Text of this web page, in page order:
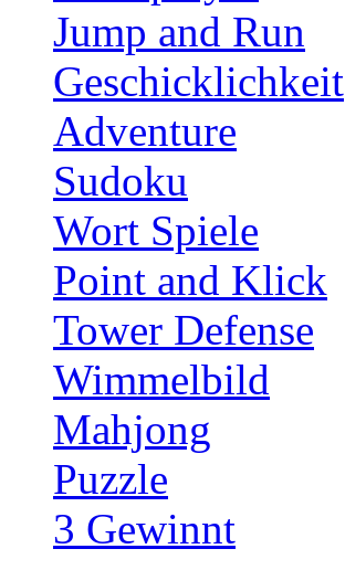
Jump and Run
Geschicklichkeit
Adventure
Sudoku
Wort Spiele
Point and Klick
Tower Defense
Wimmelbild
Mahjong
Puzzle
3 Gewinnt